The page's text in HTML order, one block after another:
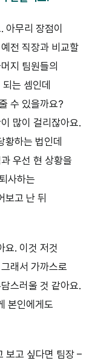
아무리 장점이
전 직장과 비교할
지 팀원들의
는 셈인데
수 있을까요?
많이 걸리잖아요.
황하는 법인데
우선 현 상황을
사하는
보고 난 뒤
요. 이것 저것
래서 가까스로
스러울 것 같아요.
본인에게도
보고 싶다면 팀장 –